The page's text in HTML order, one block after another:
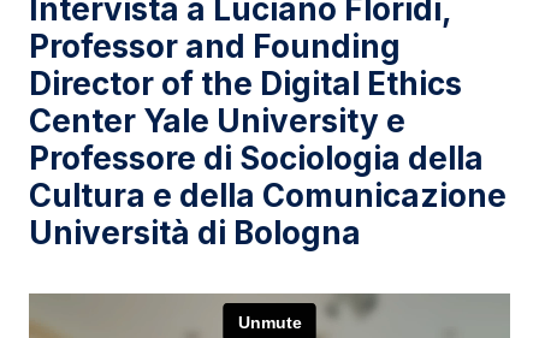
Intervista a Luciano Floridi,
Professor and Founding
Director of the Digital Ethics
Center Yale University e
Professore di Sociologia della
Cultura e della Comunicazione
Università di Bologna